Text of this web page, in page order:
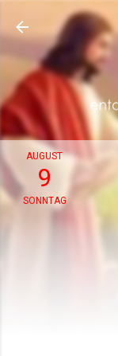
AUGUST
9
SONNTAG